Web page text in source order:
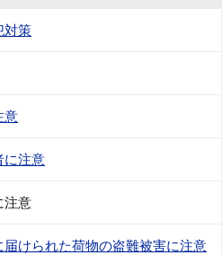
対策
意
に注意
注意
けられた荷物の盗難被害に注意